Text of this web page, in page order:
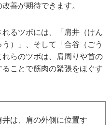
善が期待できます。
るツボには、「肩井（けん
）」、そして「合谷（ごう
らのツボは、肩周りや首の
ことで筋肉の緊張をほぐす
井は、肩の外側に位置す